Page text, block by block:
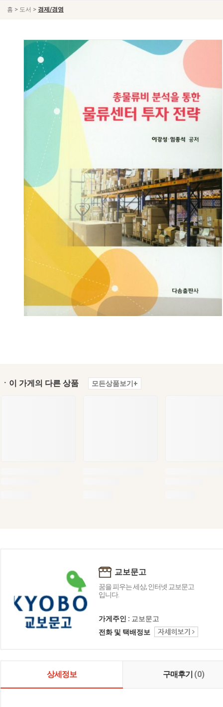
홈 > 도서 > 경제/경영
ㆍ이 가게의 다른 상품 모든상품보기+
교보문고
꿈을 피우는 세상, 인터넷 교보문고
입니다.
가게주인 : 교보문고
전화 및 택배정보
상세정보 구매후기 (0)